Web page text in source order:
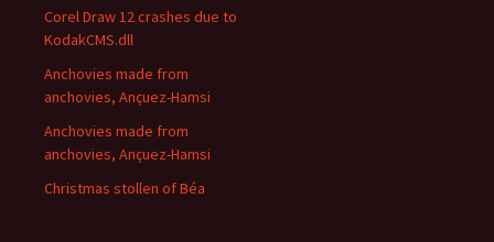
Corel Draw 12 crashes due to
KodakCMS.dll
Anchovies made from
anchovies, Ançuez-Hamsi
Anchovies made from
anchovies, Ançuez-Hamsi
Christmas stollen of Béa